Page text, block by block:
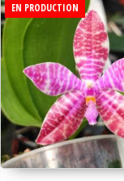
EN PRODUCTION